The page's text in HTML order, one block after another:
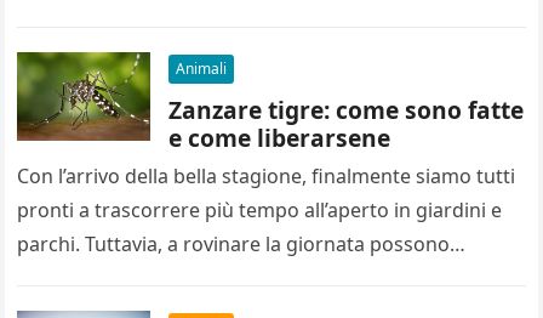
Animali
Zanzare tigre: come sono fatte
e come liberarsene
Con l’arrivo della bella stagione, finalmente siamo tutti
pronti a trascorrere più tempo all’aperto in giardini e
parchi. Tuttavia, a rovinare la giornata possono